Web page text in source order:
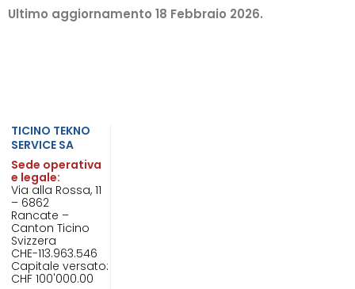
Ultimo aggiornamento 18 Febbraio 2026.
TICINO TEKNO
SERVICE SA
Sede operativa
e legale:
Via alla Rossa, 11
– 6862
Rancate –
Canton Ticino
Svizzera
CHE-113.963.546
Capitale versato:
CHF 100'000.00